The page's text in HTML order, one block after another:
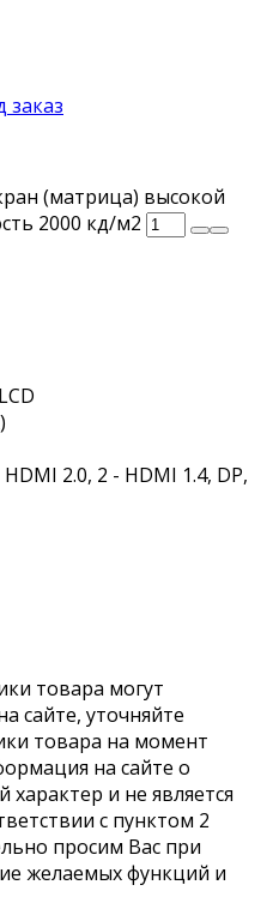
заказ
(матрица) высокой
2000 кд/м2
2.0, 2 - HDMI 1.4, DP,
товара могут
сайте, уточняйте
товара на момент
на сайте о
и не является
с пунктом 2
просим Вас при
желаемых функций и